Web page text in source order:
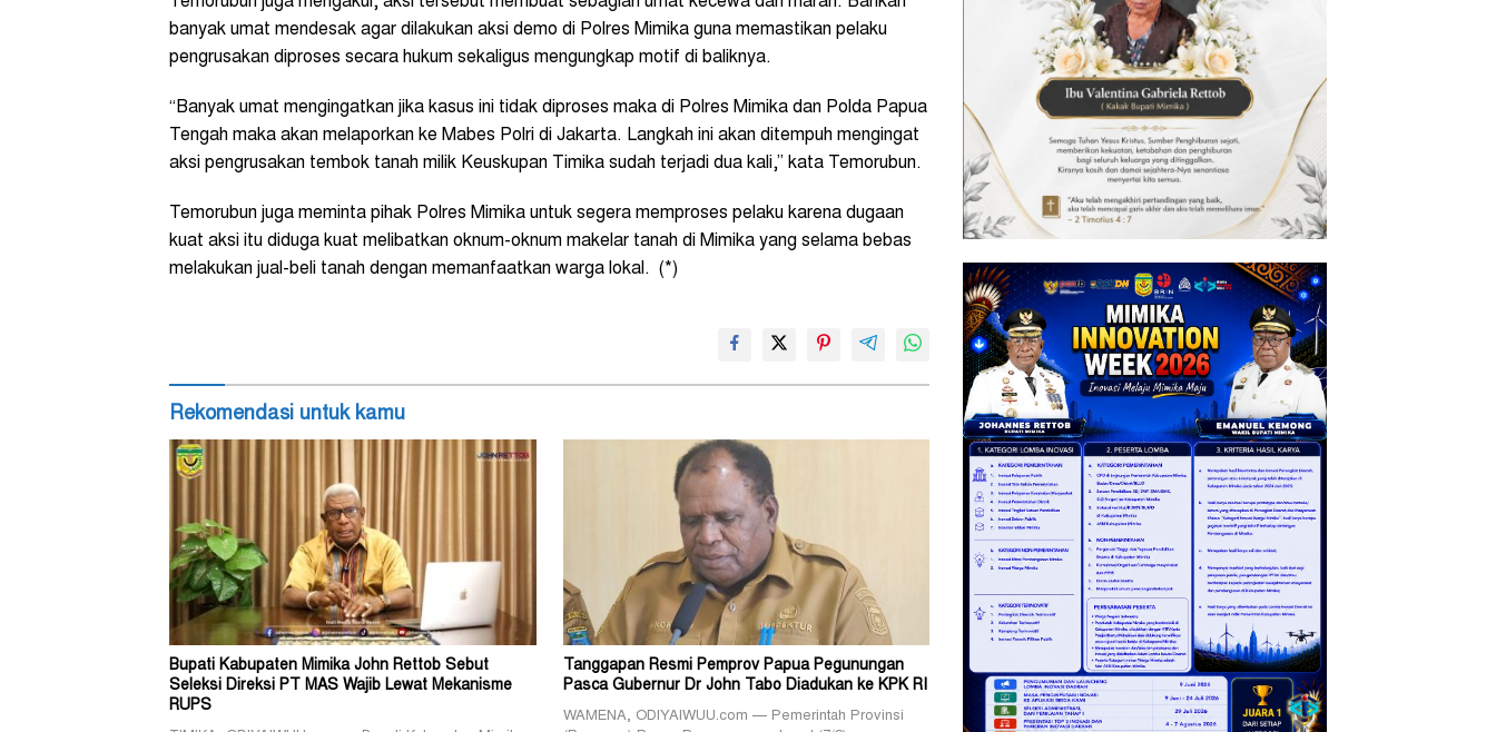
banyak umat mendesak agar dilakukan aksi demo di Polres Mimika guna memastikan pelaku
pengrusakan diproses secara hukum sekaligus mengungkap motif di baliknya.
“Banyak umat mengingatkan jika kasus ini tidak diproses maka di Polres Mimika dan Polda Papua
Tengah maka akan melaporkan ke Mabes Polri di Jakarta. Langkah ini akan ditempuh mengingat
aksi pengrusakan tembok tanah milik Keuskupan Timika sudah terjadi dua kali,” kata Temorubun.
Temorubun juga meminta pihak Polres Mimika untuk segera memproses pelaku karena dugaan
kuat aksi itu diduga kuat melibatkan oknum-oknum makelar tanah di Mimika yang selama bebas
melakukan jual-beli tanah dengan memanfaatkan warga lokal. (*)
Rekomendasi untuk kamu
Bupati Kabupaten Mimika John Rettob Sebut
Seleksi Direksi PT MAS Wajib Lewat Mekanisme
RUPS
Tanggapan Resmi Pemprov Papua Pegunungan
Pasca Gubernur Dr John Tabo Diadukan ke KPK RI
WAMENA, ODIYAIWUU.com — Pemerintah Provinsi